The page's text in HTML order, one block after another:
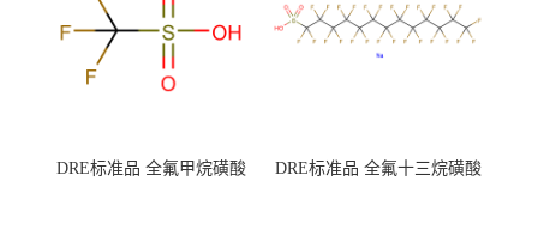
DRE标准品 全氟甲烷磺酸
DRE标准品 全氟十三烷磺酸